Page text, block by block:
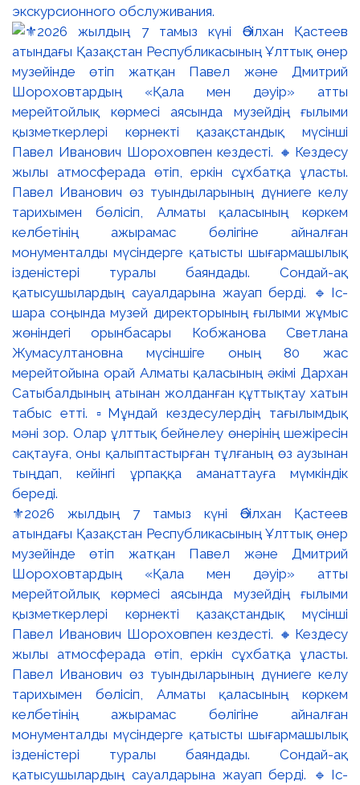
экскурсионного обслуживания.
⚜️2026 жылдың 7 тамыз күні Әбілхан Қастеев
атындағы Қазақстан Республикасының Ұлттық өнер
музейінде өтіп жатқан Павел және Дмитрий
Шороховтардың «Қала мен дәуір» атты
мерейтойлық көрмесі аясында музейдің ғылыми
қызметкерлері көрнекті қазақстандық мүсінші
Павел Иванович Шороховпен кездесті. 🔸Кездесу
жылы атмосферада өтіп, еркін сұхбатқа ұласты.
Павел Иванович өз туындыларының дүниеге келу
тарихымен бөлісіп, Алматы қаласының көркем
келбетінің ажырамас бөлігіне айналған
монументалды мүсіндерге қатысты шығармашылық
ізденістері туралы баяндады. Сондай-ақ
қатысушылардың сауалдарына жауап берді. 🔹Іс-